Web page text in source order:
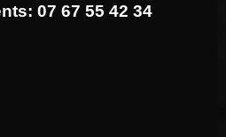
07 67 55 42 34